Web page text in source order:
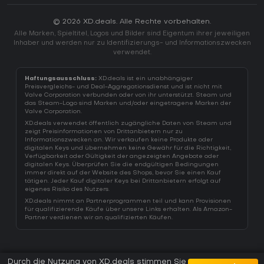
© 2026 XD.deals. Alle Rechte vorbehalten.
Alle Marken, Spieltitel, Logos und Bilder sind Eigentum ihrer jeweiligen
Inhaber und werden nur zu Identifizierungs- und Informationszwecken
verwendet.
Haftungsausschluss: XD.deals ist ein unabhängiger
Preisvergleichs- und Deal-Aggregationsdienst und ist nicht mit
Valve Corporation verbunden oder von ihr unterstützt. Steam und
das Steam-Logo sind Marken und/oder eingetragene Marken der
Valve Corporation.
XD.deals verwendet öffentlich zugängliche Daten von Steam und
zeigt Preisinformationen von Drittanbietern nur zu
Informationszwecken an. Wir verkaufen keine Produkte oder
digitalen Keys und übernehmen keine Gewähr für die Richtigkeit,
Verfügbarkeit oder Gültigkeit der angezeigten Angebote oder
digitalen Keys. Überprüfen Sie die endgültigen Bedingungen
immer direkt auf der Website des Shops, bevor Sie einen Kauf
tätigen. Jeder Kauf digitaler Keys bei Drittanbietern erfolgt auf
eigenes Risiko des Nutzers.
XD.deals nimmt an Partnerprogrammen teil und kann Provisionen
für qualifizierende Käufe über unsere Links erhalten. Als Amazon-
Partner verdienen wir an qualifizierten Käufen.
Durch die Nutzung von XD.deals stimmen Sie